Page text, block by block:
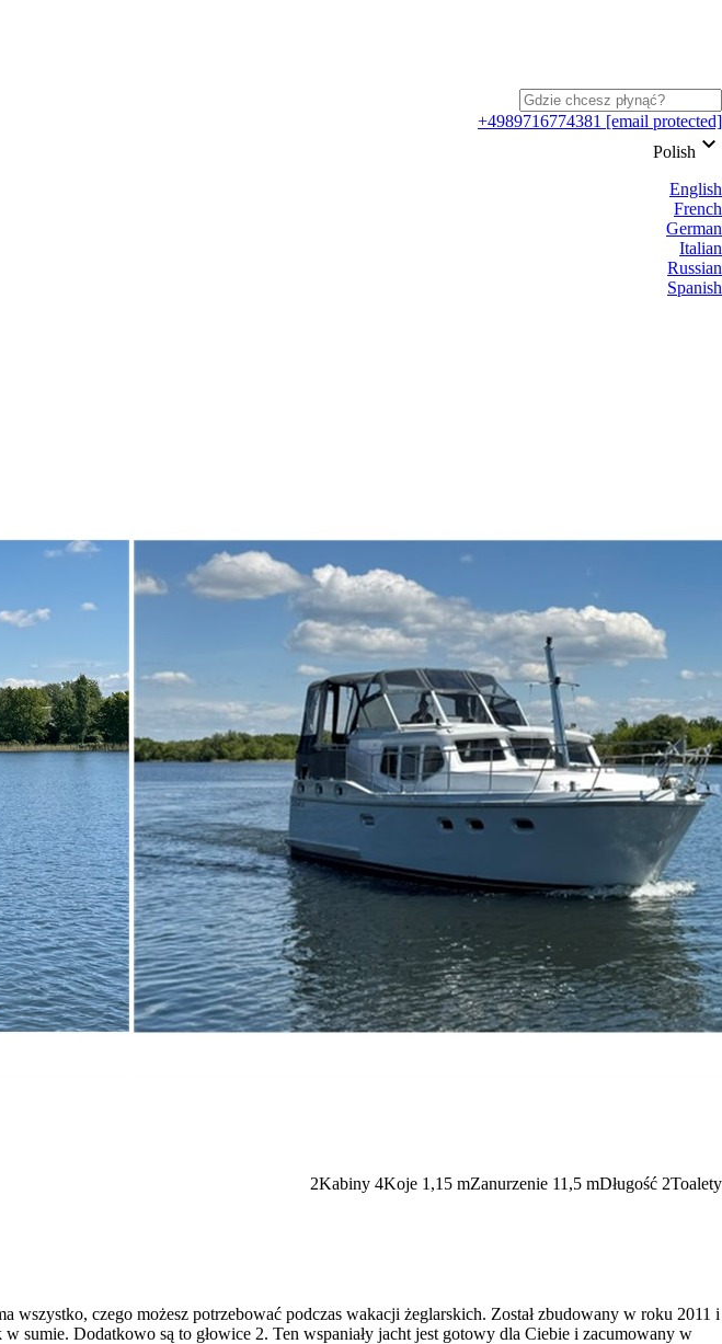
+4989716774381 [email protected]
Polish keyboard_arrow_down
English
French
German
Italian
Russian
Spanish
2Kabiny 4Koje 1,15 mZanurzenie 11,5 mDługość 2Toalety
czego możesz potrzebować podczas wakacji żeglarskich. Został zbudowany w roku 2011 i
sumie. Dodatkowo są to głowice 2. Ten wspaniały jacht jest gotowy dla Ciebie i zacumowany w